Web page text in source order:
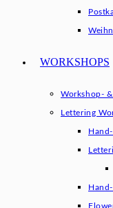
WORKSHOPS
Workshop-
Lettering